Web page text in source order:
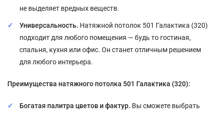
не выделяет вредных веществ.
Универсальность. Натяжной потолок 501 Галактика (320)
подходит для любого помещения — будь то гостиная,
спальня, кухня или офис. Он станет отличным решением
для любого интерьера.
Преимущества натяжного потолка 501 Галактика (320):
Богатая палитра цветов и фактур. Вы сможете выбрать